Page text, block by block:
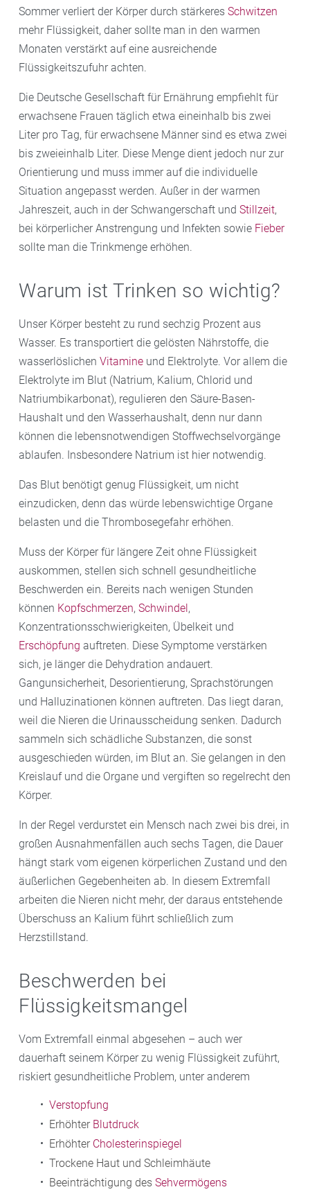
Sommer verliert der Körper durch stärkeres Schwitzen
mehr Flüssigkeit, daher sollte man in den warmen
Monaten verstärkt auf eine ausreichende
Flüssigkeitszufuhr achten.
Die Deutsche Gesellschaft für Ernährung empfiehlt für
erwachsene Frauen täglich etwa eineinhalb bis zwei
Liter pro Tag, für erwachsene Männer sind es etwa zwei
bis zweieinhalb Liter. Diese Menge dient jedoch nur zur
Orientierung und muss immer auf die individuelle
Situation angepasst werden. Außer in der warmen
Jahreszeit, auch in der Schwangerschaft und Stillzeit,
bei körperlicher Anstrengung und Infekten sowie Fieber
sollte man die Trinkmenge erhöhen.
Warum ist Trinken so wichtig?
Unser Körper besteht zu rund sechzig Prozent aus
Wasser. Es transportiert die gelösten Nährstoffe, die
wasserlöslichen Vitamine und Elektrolyte. Vor allem die
Elektrolyte im Blut (Natrium, Kalium, Chlorid und
Natriumbikarbonat), regulieren den Säure-Basen-
Haushalt und den Wasserhaushalt, denn nur dann
können die lebensnotwendigen Stoffwechselvorgänge
ablaufen. Insbesondere Natrium ist hier notwendig.
Das Blut benötigt genug Flüssigkeit, um nicht
einzudicken, denn das würde lebenswichtige Organe
belasten und die Thrombosegefahr erhöhen.
Muss der Körper für längere Zeit ohne Flüssigkeit
auskommen, stellen sich schnell gesundheitliche
Beschwerden ein. Bereits nach wenigen Stunden
können Kopfschmerzen, Schwindel,
Konzentrationsschwierigkeiten, Übelkeit und
Erschöpfung auftreten. Diese Symptome verstärken
sich, je länger die Dehydration andauert.
Gangunsicherheit, Desorientierung, Sprachstörungen
und Halluzinationen können auftreten. Das liegt daran,
weil die Nieren die Urinausscheidung senken. Dadurch
sammeln sich schädliche Substanzen, die sonst
ausgeschieden würden, im Blut an. Sie gelangen in den
Kreislauf und die Organe und vergiften so regelrecht den
Körper.
In der Regel verdurstet ein Mensch nach zwei bis drei, in
großen Ausnahmenfällen auch sechs Tagen, die Dauer
hängt stark vom eigenen körperlichen Zustand und den
äußerlichen Gegebenheiten ab. In diesem Extremfall
arbeiten die Nieren nicht mehr, der daraus entstehende
Überschuss an Kalium führt schließlich zum
Herzstillstand.
Beschwerden bei
Flüssigkeitsmangel
Vom Extremfall einmal abgesehen – auch wer
dauerhaft seinem Körper zu wenig Flüssigkeit zuführt,
riskiert gesundheitliche Problem, unter anderem
Verstopfung
Erhöhter Blutdruck
Erhöhter Cholesterinspiegel
Trockene Haut und Schleimhäute
Beeinträchtigung des Sehvermögens